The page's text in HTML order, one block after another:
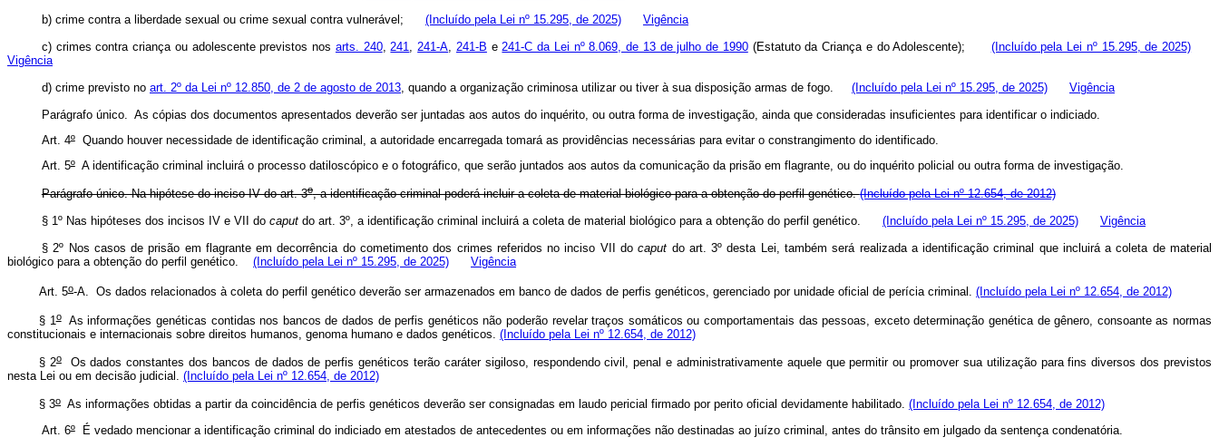
b) crime contra a liberdade sexual ou crime sexual contra vulnerável;
(Incluído pela Lei nº 15.295, de 2025)
Vigência
c) crimes contra criança ou adolescente previstos nos arts. 240,241,241-A, 241-B e241-C da Lei nº 8.069, de 13 de julho de 1990(Estatuto da Criança e do Adolescente);
(Incluído pela Lei nº 15.295, de 2025)
Vigência
d) crime previsto no art. 2º da Lei nº 12.850, de 2 de agosto de 2013, quando a organização criminosa utilizar ou tiver à sua disposição armas de fogo. (Incluído pela Lei nº 15.295, de 2025)
Vigência
Parágrafo único. As cópias dos documentos apresentados deverão ser juntadas aos autos do inquérito, ou outra forma de investigação, ainda que consideradas insuficientes para identificar o indiciado.
Art. 4ºQuando houver necessidade de identificação criminal, a autoridade encarregada tomará as providências necessárias para evitar o constrangimento do identificado.
Art. 5ºA identificação criminal incluirá o processo datiloscópico e o fotográfico, que serão juntados aos autos da comunicação da prisão em flagrante, ou do inquérito policial ou outra forma de investigação.
Parágrafo único. Na hipótese do inciso IV do art. 3o, a identificação criminal poderá incluir a coleta de material biológico para a obtenção do perfil genético.(Incluído pela Lei nº 12.654, de 2012)
§ 1º Nas hipóteses dos incisos IV e VII do caput do art. 3º, a identificação criminal incluirá a coleta de material biológico para a obtenção do perfil genético. (Incluído pela Lei nº 15.295, de 2025)
Vigência
§ 2º Nos casos de prisão em flagrante em decorrência do cometimento dos crimes referidos no inciso VII docaput do art. 3º desta Lei, também será realizada a identificação criminal que incluirá a coleta de material
biológico para a obtenção do perfil genético. (Incluído pela Lei nº 15.295, de 2025) Vigência
Art. 5o-A. Os dados relacionados à coleta do perfil genético deverão ser armazenados em banco de dados de perfis genéticos, gerenciado por unidade oficial de perícia criminal. (Incluído pela Lei nº 12.654, de 2012)
§ 1oAs informações genéticas contidas nos bancos de dados de perfis genéticos não poderão revelar traços somáticos ou comportamentais das pessoas, exceto determinação genética de gênero, consoante as normas
constitucionais e internacionais sobre direitos humanos, genoma humano e dados genéticos. (Incluído pela Lei nº 12.654, de 2012)
§ 2oOs dados constantes dos bancos de dados de perfis genéticos terão caráter sigiloso, respondendo civil, penal e administrativamente aquele que permitir ou promover sua utilização para fins diversos dos previstos
nesta Lei ou em decisão judicial. (Incluído pela Lei nº 12.654, de 2012)
§ 3o As informações obtidas a partir da coincidência de perfis genéticos deverão ser consignadas em laudo pericial firmado por perito oficial devidamente habilitado. (Incluído pela Lei nº 12.654, de 2012)
Art. 6ºÉ vedado mencionar a identificação criminal do indiciado em atestados de antecedentes ou em informações não destinadas ao juízo criminal, antes do trânsito em julgado da sentença condenatória.